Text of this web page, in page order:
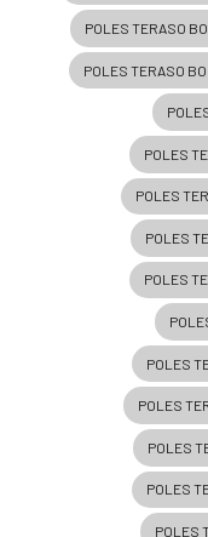
POLES TERASO
POLES TERASO
POLES
POLES
POLES
POLES
POLES
POLES
POLES
POLES
POLES